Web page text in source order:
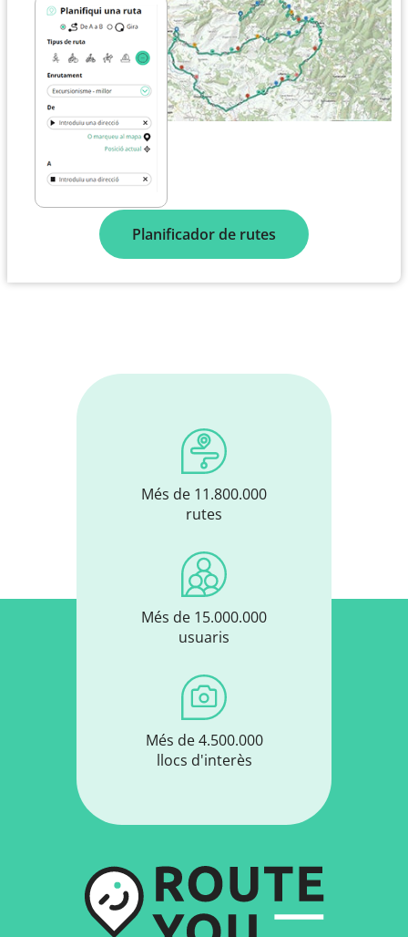
Planificador de rutes
Més de 11.800.000
rutes
Més de 15.000.000
usuaris
Més de 4.500.000
llocs d'interès